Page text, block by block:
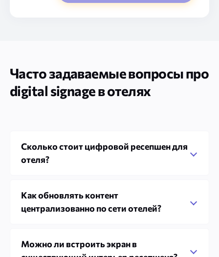
Часто задаваемые вопросы про
digital signage в отелях
Сколько стоит цифровой ресепшен для
отеля?
Как обновлять контент
централизованно по сети отелей?
Можно ли встроить экран в